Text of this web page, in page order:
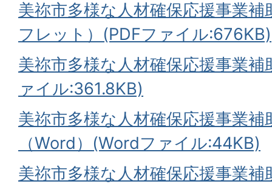
美祢市多様な人材確保応援事業
フレット）(PDFファイル:676KB)
美祢市多様な人材確保応援事業
ァイル:361.8KB)
美祢市多様な人材確保応援事業補
（Word）(Wordファイル:44KB)
美祢市多様な人材確保応援事業補